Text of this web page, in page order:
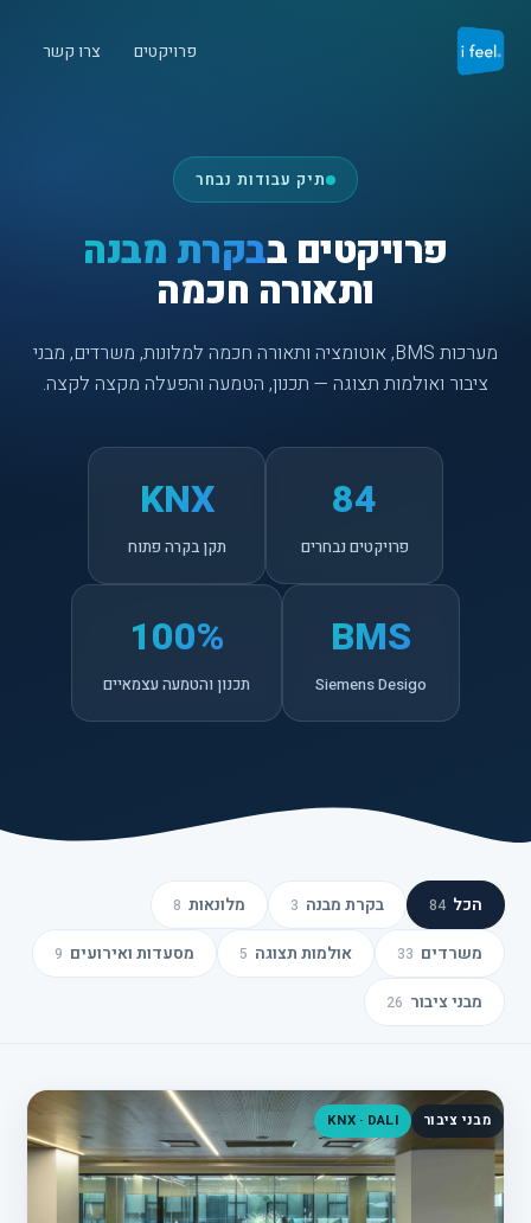
פרויקטים צרו קשר
תיק עבודות נבחר
פרויקטים בבקרת מבנה
ותאורה חכמה
מערכות BMS, אוטומציה ותאורה חכמה למלונות, משרדים, מבני
ציבור ואולמות תצוגה — תכנון, הטמעה והפעלה מקצה לקצה.
84
פרויקטים נבחרים
KNX
תקן בקרה פתוח
BMS
Siemens Desigo
100%
תכנון והטמעה עצמאיים
הכל 84 בקרת מבנה 3 מלונאות 8
משרדים 33 אולמות תצוגה 5 מסעדות ואירועים 9
מבני ציבור 26
מבני ציבור KNX · DALI